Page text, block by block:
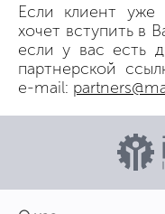
Если клиент
хочет вступить в
если у вас есть
партнерской
e-mail: